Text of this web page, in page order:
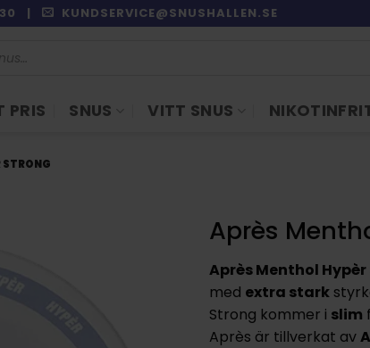
| KUNDSERVICE@SNUSHALLEN.SE
PRIS SNUS VITT SNUS
STRONG
Après
Après Menthol
med extra stark
Strong kommer i slim
Après är tillverkat av